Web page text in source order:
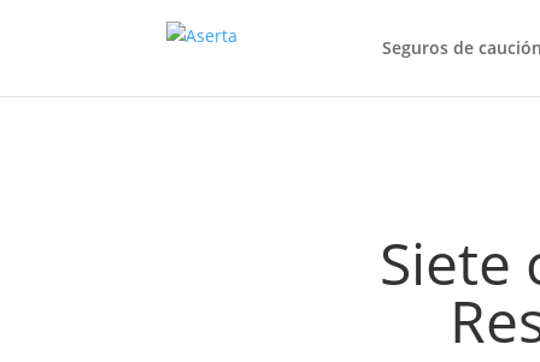
Seguros de caución
Siete